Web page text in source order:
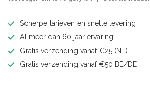
Scherpe tarieven en snelle levering
Al meer dan 60 jaar ervaring
Gratis verzending vanaf €25 (NL)
Gratis verzending vanaf €50 BE/DE